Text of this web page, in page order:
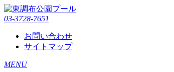
03-3728-7651
お問い合わせ
サイトマップ
MENU